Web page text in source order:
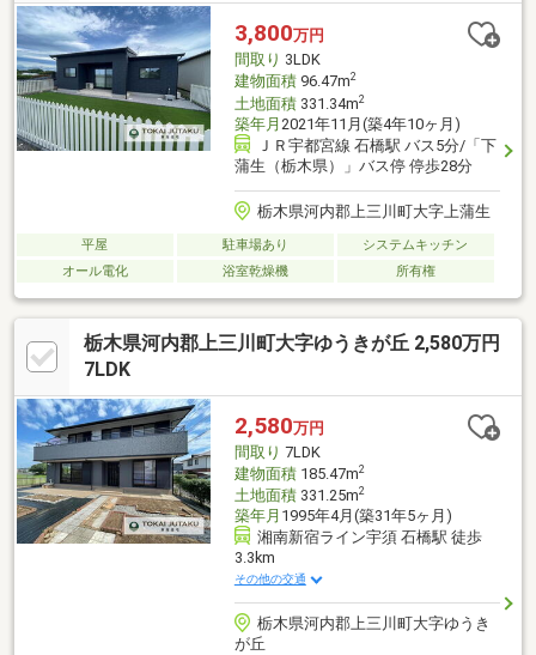
3,800万円
間取り 3LDK
建物面積96.47m2
土地面積331.34m2
築年月 2021年11月(築4年10ヶ月)
ＪＲ宇都宮線 石橋駅 バス5分/「下
蒲生（栃木県）」バス停 停歩28分
栃木県河内郡上三川町大字上蒲生
平屋 駐車場あり
システムキッチン
オール電化
浴室乾燥機 所有権
栃木県河内郡上三川町大字ゆうきが丘 2,580万円
7LDK
2,580万円
間取り 7LDK
建物面積185.47m2
土地面積331.25m2
築年月 1995年4月(築31年5ヶ月)
湘南新宿ライン宇須 石橋駅 徒歩
3.3km
その他の交通
栃木県河内郡上三川町大字ゆうき
が丘